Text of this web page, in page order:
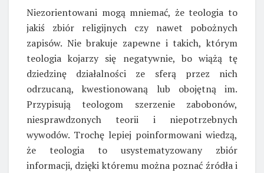
Niezorientowani mogą mniemać, że teologia to
jakiś zbiór religijnych czy nawet pobożnych
zapisów. Nie brakuje zapewne i takich, którym
teologia kojarzy się negatywnie, bo wiążą tę
dziedzinę działalności ze sferą przez nich
odrzucaną, kwestionowaną lub obojętną im.
Przypisują teologom szerzenie zabobonów,
niesprawdzonych teorii i niepotrzebnych
wywodów. Trochę lepiej poinformowani wiedzą,
że teologia to usystematyzowany zbiór
informacji, dzięki któremu można poznać źródła i